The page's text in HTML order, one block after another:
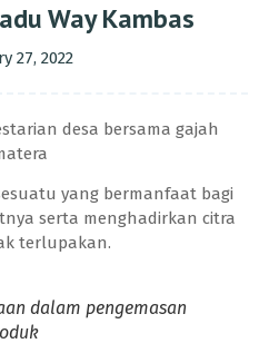
Way Kambas
27, 2022
desa bersama gajah
yang bermanfaat bagi
serta menghadirkan citra
terlupakan.
dalam pengemasan